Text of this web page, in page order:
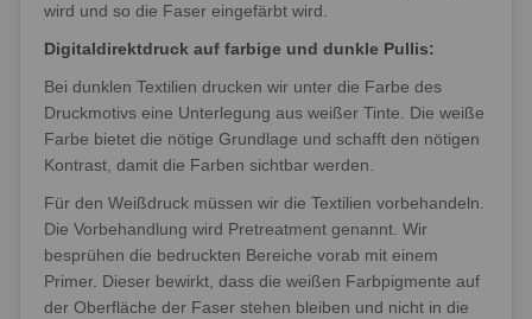
wird und so die Faser eingefärbt wird.
Digitaldirektdruck auf farbige und dunkle Pullis:
Bei dunklen Textilien drucken wir unter die Farbe des
Druckmotivs eine Unterlegung aus weißer Tinte. Die weiße
Farbe bietet die nötige Grundlage und schafft den nötigen
Kontrast, damit die Farben sichtbar werden.
Für den Weißdruck müssen wir die Textilien vorbehandeln.
Die Vorbehandlung wird Pretreatment genannt. Wir
besprühen die bedruckten Bereiche vorab mit einem
Primer. Dieser bewirkt, dass die weißen Farbpigmente auf
der Oberfläche der Faser stehen bleiben und nicht in die